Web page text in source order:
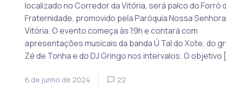
localizado no Corredor da Vitória, será palco do Forró
Fraternidade, promovido pela Paróquia Nossa
Vitória. O evento começa às 19h e contará com
apresentações musicais da banda Ú Tal do Xote, do
Zé de Tonha e do DJ Gringo nos intervalos. O objetivo
6 de junho de 2024 22